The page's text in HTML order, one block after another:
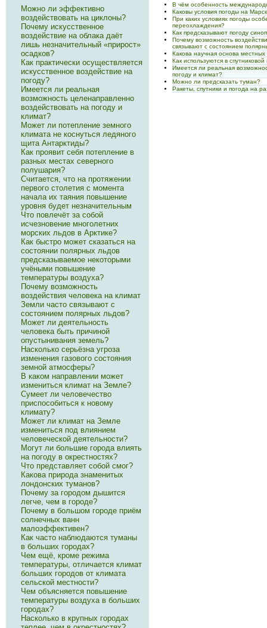
В чём особенность
Каковы условия погоды на
При каких условиях погоды
переохлаждения?
Как предсказывают погоду
Почему возможность
связывают с состоянием
Какова научная основа местных
Как используются в
Имеется ли реальная
погоду и климат?
Можно ли предсказать туман?
Ракеты, спутники и погода на
Можно ли эффективно
воздействовать на циклоны?
Почему искусственное
воздействие на облака даёт
лишь незначительный «прирост»
осадков?
Как практически осуществляется
искусственное воздействие на
погоду?
Имеется ли реальная
возможность целенаправленно
воздействовать на погоду и
климат?
Может ли потепление земного
климата не коснуться ледяного
щита Антарктиды?
Как проявит себя потепление в
разных местах северного
полушария?
Считается, что на протяжении
первого столетия с момента
начала их таяния повышение
уровня будет незначительным
Что повлечёт за собой
исчезновение многолетних
морских льдов в Арктике?
Как быстро может сказаться на
состоянии полярных льдов
предсказываемое некоторыми
учёными повышение
температуры воздуха?
Почему возможность
воздействия человека на климат
Земли часто связывают с
состоянием полярных льдов?
Может ли деятельность
человека быть причиной
опустынивания земель?
Насколько серьёзна угроза
изменения газового состояния
земной атмосферы?
В каком направлении может
измениться климат на Земле?
Сумеет ли человечество
приспособиться к новому
климату?
Может ли климат на Земле
измениться под влиянием
человеческой деятельности?
Могут ли большие города влиять
на погоду в окрестностях?
Что представляет собой смог?
Какова природа знаменитых
лондонских туманов?
Почему за городом дышится
легче, чем в городе?
Почему в большом городе приём
солнечных ванн
малоэффективен?
Как часто наблюдаются туманы
в больших городах?
Чем ещё, кроме режима
температуры, отличается климат
больших городов от климата
сельской местности?
Чем объясняется повышение
температуры воздуха в больших
городах?
Насколько в крупных городах